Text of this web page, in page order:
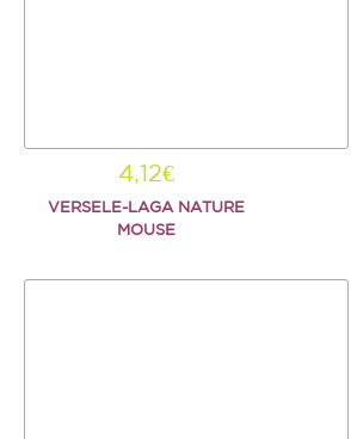
4,12€
VERSELE-LAGA NATURE
MOUSE